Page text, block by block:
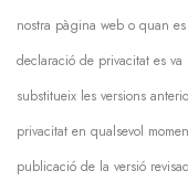
nostra pàgina web o quan
declaració de privacitat es
substitueix les versions
privacitat en qualsevol
publicació de la versió